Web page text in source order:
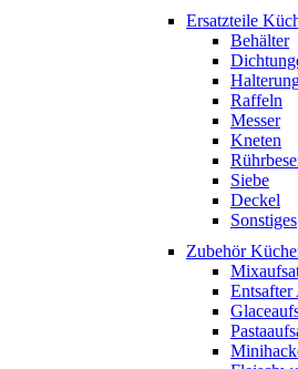
Ersatzteile
Behälter
Raffeln
Messer
Kneten
Siebe
Deckel
Sonstiges
Zubehör
Entsafter